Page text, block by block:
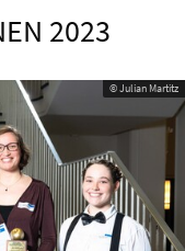
2023
© Julian Martitz